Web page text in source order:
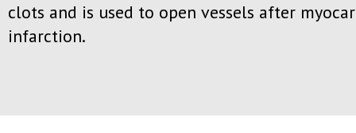
clots and is used to open vessels after
infarction.